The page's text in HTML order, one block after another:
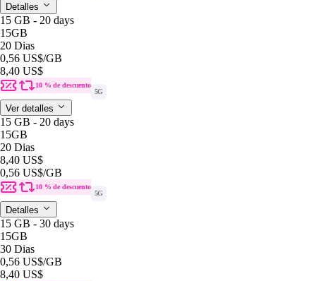
Detalles
15 GB - 20 days
15GB
20 Dias
0,56 US$/GB
8,40 US$
10 % de descuento
5G
Ver detalles
15 GB - 20 days
15GB
20 Dias
8,40 US$
0,56 US$/GB
10 % de descuento
5G
Detalles
15 GB - 30 days
15GB
30 Dias
0,56 US$/GB
8,40 US$